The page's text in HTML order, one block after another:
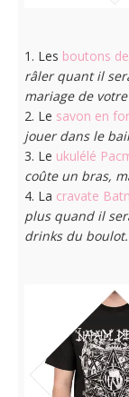
1. Les boutons
râler quant il
mariage de
2. Le savon en
jouer dans le
3. Le ukulélé
coûte un bras,
4. La cravate
plus quand il
drinks du boulot.